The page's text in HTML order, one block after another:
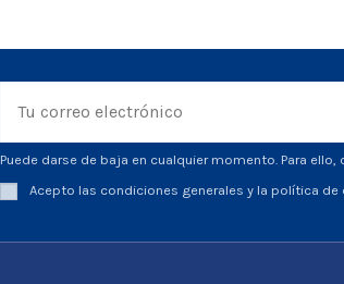
Puede darse de baja en cualquier momento. Para
Acepto las condiciones generales y la política